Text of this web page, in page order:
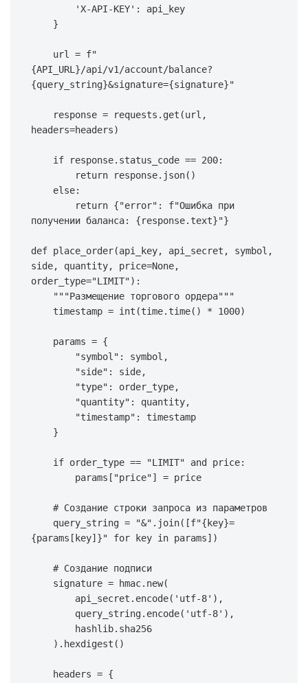
'X-API-KEY' :
api_key
}
    url
= f"
{API_URL }/api/v1/account/balance?
{query_string}&signature={signature}"
    response
= requests . get (url ,
headers=headers)
if response. status_code == 200:
return response. json( )
else:
return {"error" :
f"Ошибка при
получении баланса: {response. text}"}
def place_order(api_key, api_secret , symbol ,
side, quantity, price=None,
order_type="LIMIT") :
"""Размещение торгового ордера"""
    timestamp
= int (time. time( ) * 1000)
    params
= {
"symbol" : symbol ,
"side" : side,
"type" : order_type,
"quantity" : quantity,
"timestamp" :
timestamp
}
if order_type == "LIMIT" and price:
        params
[ "price"] = price
# Создание строки запроса из параметров
    query_string
= "&" . join( [f"{ key}=
{params [ key] }" for key in params] )
# Создание подписи
    signature
= hmac. new(
        api_secret
. encode( 'utf-8' ) ,
        query_string
. encode( 'utf-8' ) ,
        hashlib
. sha256
) . hexdigest ( )
    headers
= {